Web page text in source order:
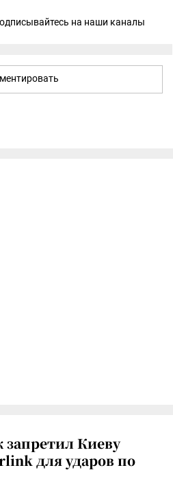
на наши каналы
Киеву
для ударов по